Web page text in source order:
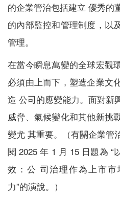
的企業管治包括建立 優秀的
的內部監控和管理制度，以
管理。
在當今瞬息萬變的全球宏觀
必須由上而下，塑造企業文
造 公司的應變能力。面對新
威脅、氣候變化和其他新挑
變尤 其重要。（有關企業管
閱 2025 年 1 月 15 日題為 “
效：公 司治理作為上市市
力”的演說。）